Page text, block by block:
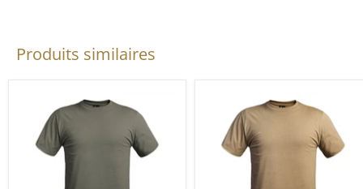
Produits similaires